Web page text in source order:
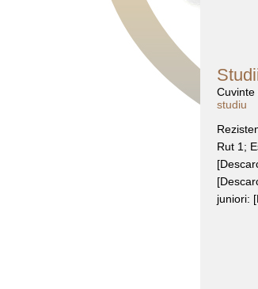
Cuvinte
studiu
Rut 1;
juniori: